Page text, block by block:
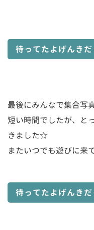
待ってたよげんき
最後にみんなで集合写
短い時間でしたが、と
きました☆
またいつでも遊びに来
待ってたよげんき